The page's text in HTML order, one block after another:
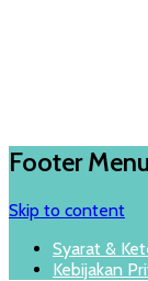
Footer Menu
Skip to content
Syarat &
Kebijakan